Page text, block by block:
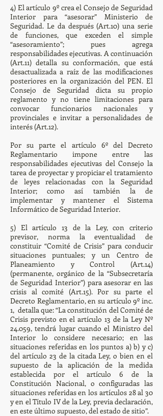
4) El artículo 9º crea el Consejo de Seguridad
Interior para “asesorar” Ministerio de
Seguridad. Le da después (Art.10) una serie
de funciones, que exceden el simple
“asesoramiento”; pues agrega
responsabilidades ejecutivas. A continuación
(Art.11) detalla su conformación, que está
desactualizada a raíz de las modificaciones
posteriores en la organización del PEN. El
Consejo de Seguridad dicta su propio
reglamento y no tiene limitaciones para
convocar funcionarios nacionales y
provinciales e invitar a personalidades de
interés (Art.12).
Por su parte el artículo 6º del Decreto
Reglamentario impone entre las
responsabilidades ejecutivas del Consejo la
tarea de proyectar y propiciar el tratamiento
de leyes relacionadas con la Seguridad
Interior; como así también la de
implementar y mantener el Sistema
Informático de Seguridad Interior.
5) El artículo 13 de la Ley, con criterio
previsor, norma la eventualidad de
constituir “Comité de Crisis” para conducir
situaciones puntuales; y un Centro de
Planeamiento y Control (Art.14)
(permanente, orgánico de la “Subsecretaría
de Seguridad Interior”) para asesorar en las
crisis al comité (Art.15). Por su parte el
Decreto Reglamentario, en su artículo 9º inc.
1, detalla que: “La constitución del Comité de
Crisis previsto en el artículo 13 de la Ley Nº
24.059, tendrá lugar cuando el Ministro del
Interior lo considere necesario; en las
situaciones referidas en los puntos a) b) y c)
del artículo 23 de la citada Ley, o bien en el
supuesto de la aplicación de la medida
establecida por el artículo 6 de la
Constitución Nacional, o configuradas las
situaciones referidas en los artículos 28 al 30
y en el Título IV de la Ley, previa declaración,
en este último supuesto, del estado de sitio”.